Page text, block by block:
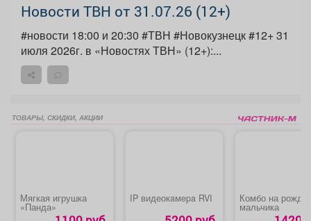
Новости ТВН от 31.07.26 (12+)
#новости 18:00 и 20:30 #ТВН #Новокузнецк #12+ 31
июля 2026г. в «Новостях ТВН» (12+):...
ТОВАРЫ, СКИДКИ, АКЦИИ
Мягкая игрушка
«Панда»
IP видеокaмepa RVI Комбо на
мальчика